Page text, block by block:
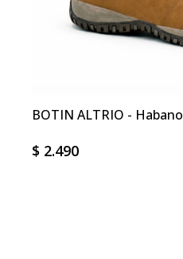
BOTIN ALTRIO - Habano
$ 2.490